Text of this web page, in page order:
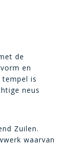
de
en
is
neus
Zuilen.
waarvan